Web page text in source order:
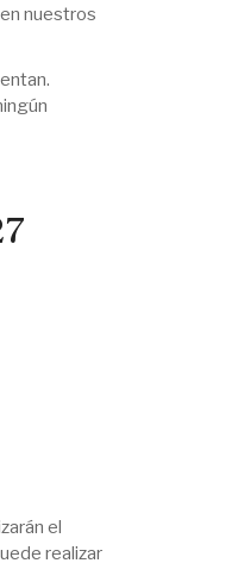
nuestros
el
realizar